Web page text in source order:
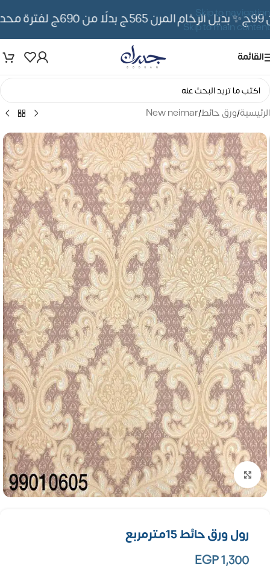
Skip to navigation
Skip to main content
✨ بديل الرخام المرن 565ج بدلًا من 690ج لفترة محدوده
القائمة
الرئيسية/ورق حائط/
New neimar
تكبير الصورة
رول ورق حائط 15مترمربع
EGP1,300